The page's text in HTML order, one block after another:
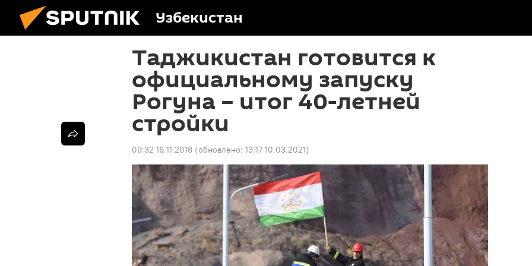
Узбекистан
Таджикистан готовится к
официальному запуску
Рогуна – итог 40-летней
стройки
09:32 16.11.2018 (обновлено: 13:17 10.03.2021)